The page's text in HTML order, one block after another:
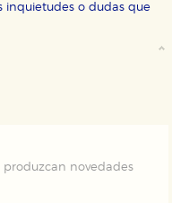
inquietudes o dudas que
produzcan novedades
reconfigurarlos cada
es agregada y, por lo
nuestros socios
sitios. No
única de su